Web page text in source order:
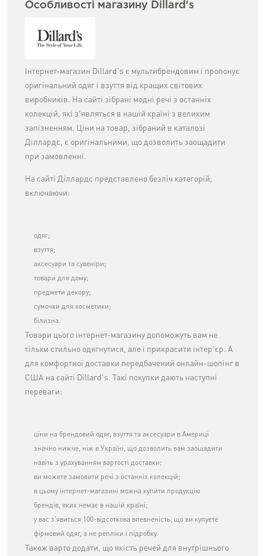
Особливості магазину Dillard's
Інтернет-магазин Dillard's є мультибрендовим і пропонує
оригінальний одяг і взуття від кращих світових
виробників. На сайті зібрані модні речі з останніх
колекцій, які з'являться в нашій країні з великим
запізненням. Ціни на товар, зібраний в каталозі
Діллардс, є оригінальними, що дозволить заощадити
при замовленні.
На сайті Діллардс представлено безліч категорій,
включаючи:
одяг;
взуття;
аксесуари та сувеніри;
товари для дому;
предмети декору;
сумочки для косметики;
білизна.
Товари цього інтернет-магазину допоможуть вам не
тільки стильно одягнутися, але і прикрасити інтер'єр. А
для комфортної доставки передбачений онлайн-шопінг в
США на сайті Dillard's. Такі покупки дають наступні
переваги:
ціни на брендовий одяг, взуття та аксесуари в Америці
значно нижче, ніж в Україні, що дозволить вам заощадити
навіть з урахуванням вартості доставки;
ви можете замовити речі з останніх колекцій;
в цьому інтернет-магазині можна купити продукцію
брендів, яких немає в нашій країні;
у вас з'явиться 100-відсоткова впевненість, що ви купуєте
фірмовий одяг, а не репліки і підробку.
Також варто додати, що якість речей для внутрішнього